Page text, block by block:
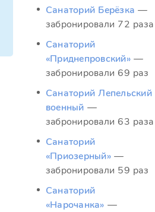
Санаторий Берёзка —
забронировали 72 раза
Санаторий
«Приднепровский» —
забронировали 69 раз
Санаторий Лепельский
военный —
забронировали 63 раза
Санаторий
«Приозерный» —
забронировали 59 раз
Санаторий
«Нарочанка» —